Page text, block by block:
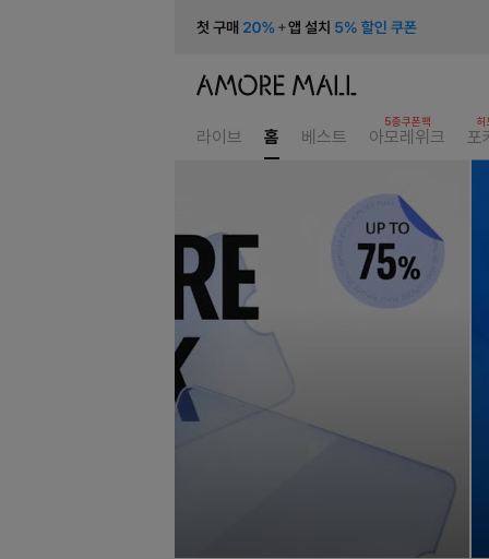
라이브 홈 베스트
5종쿠폰팩
아모레위크 포
품
배
음